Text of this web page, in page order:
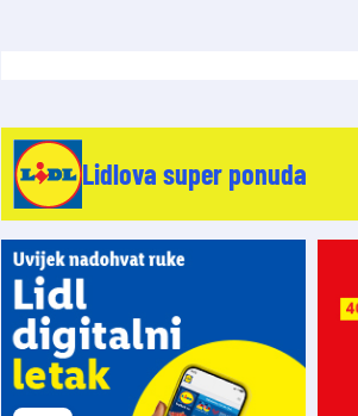
Lidlova super ponuda